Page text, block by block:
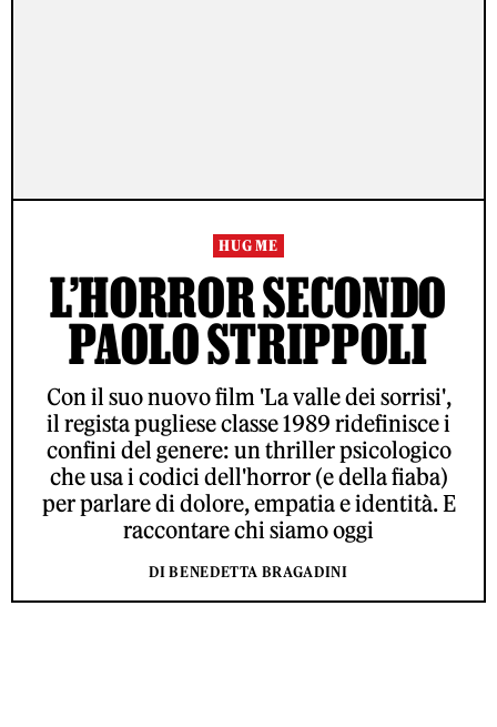
HUG ME
L’HORROR SECONDO
PAOLO STRIPPOLI
Con il suo nuovo film 'La valle dei sorrisi',
il regista pugliese classe 1989 ridefinisce i
confini del genere: un thriller psicologico
che usa i codici dell'horror (e della fiaba)
per parlare di dolore, empatia e identità. E
raccontare chi siamo oggi
DI BENEDETTA BRAGADINI